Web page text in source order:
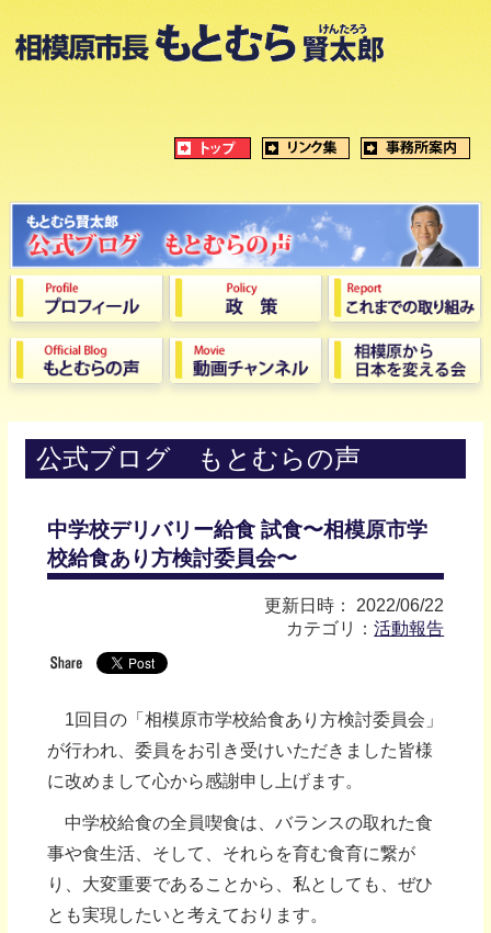
公式ブログ もとむらの声
中学校デリバリー給食 試食〜相模原市学
校給食あり方検討委員会〜
更新日時： 2022/06/22
カテゴリ：活動報告
1回目の「相模原市学校給食あり方検討委員会」
が行われ、委員をお引き受けいただきました皆様
に改めまして心から感謝申し上げます。
中学校給食の全員喫食は、バランスの取れた食
事や食生活、そして、それらを育む食育に繋が
り、大変重要であることから、私としても、ぜひ
とも実現したいと考えております。